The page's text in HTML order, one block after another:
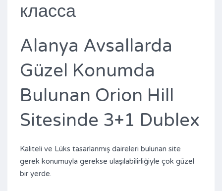
класса
Alanya Avsallarda
Güzel Konumda
Bulunan Orion Hill
Sitesinde 3+1 Dublex
Kaliteli ve Lüks tasarlanmış daireleri bulunan site
gerek konumuyla gerekse ulaşılabilirliğiyle çok güzel
bir yerde.